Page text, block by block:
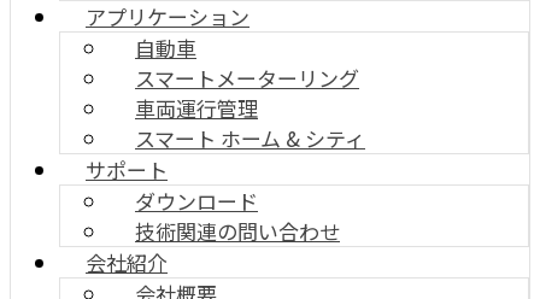
アプリケーション
自動車
スマートメーターリング
車両運行管理
スマート ホーム & シティ
サポート
ダウンロード
技術関連の問い合わせ
会社紹介